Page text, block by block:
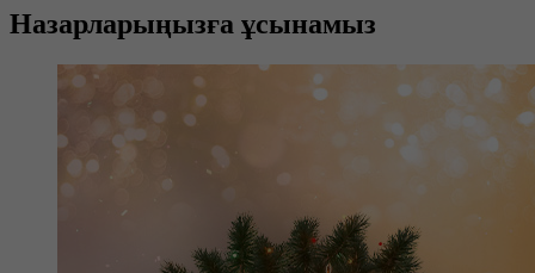
Назарларыңызға ұсынамыз